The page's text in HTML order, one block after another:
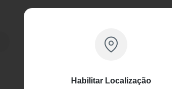
Habilitar Localização